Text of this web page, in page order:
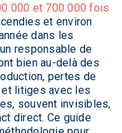
000 et 700 000 fois
et environ
dans les
responsable de
bien au-delà des
pertes de
et litiges avec les
souvent invisibles,
direct. Ce guide